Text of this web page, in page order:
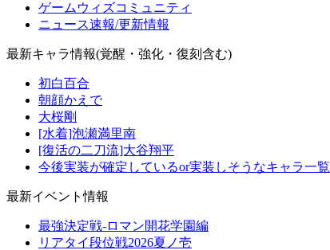
ゲームウィズコミュニティ
ニュース速報/更新情報
最新キャラ情報(覚醒・強化・復刻含む)
初白百合
朝顔かえで
大桜剛
[水着]泡瀬満里南
[復活の二刀流]大谷翔平
今後実装が確定しているor実装しそうなキャラ一覧
最新イベント情報
最強決定戦-ロマン開花学園編
リアタイ段位戦2026夏ノ壱